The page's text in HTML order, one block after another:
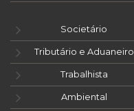
Societário
Tributário e Aduaneiro
Trabalhista
Ambiental